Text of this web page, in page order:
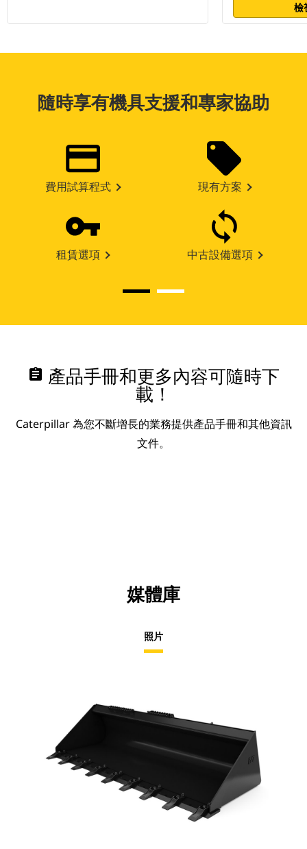
檢
隨時享有機具支援和專家協助
費用試算程式 現有方案
租賃選項 中古設備選項
assignment 產品手冊和更多內容可隨時下
載！
Caterpillar 為您不斷增長的業務提供產品手冊和其他資訊
文件。
媒體庫
照片